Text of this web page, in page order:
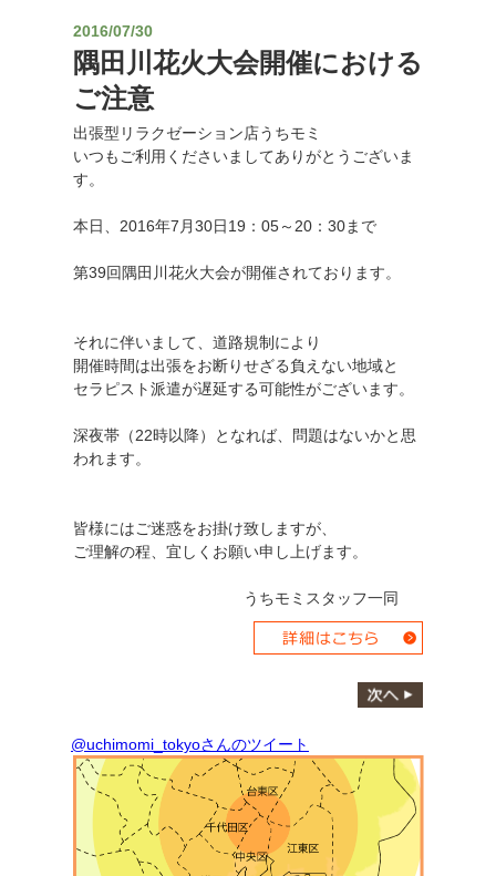
2016/07/30
隅田川花火大会開催における
ご注意
出張型リラクゼーション店うちモミ
いつもご利用くださいましてありがとうございま
す。
本日、2016年7月30日19：05～20：30まで
第39回隅田川花火大会が開催されております。
それに伴いまして、道路規制により
開催時間は出張をお断りせざる負えない地域と
セラピスト派遣が遅延する可能性がございます。
深夜帯（22時以降）となれば、問題はないかと思
われます。
皆様にはご迷惑をお掛け致しますが、
ご理解の程、宜しくお願い申し上げます。
うちモミスタッフ一同
@uchimomi_tokyoさんのツイート